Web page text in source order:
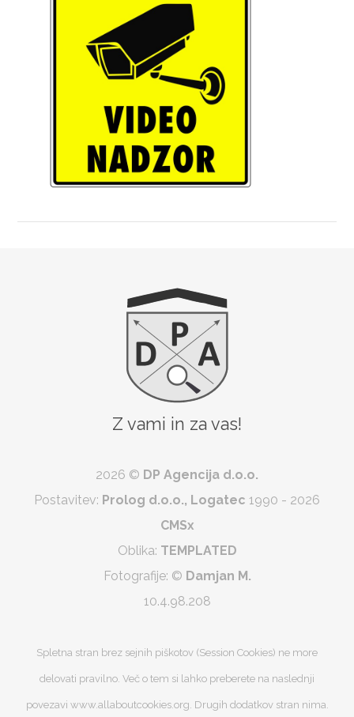
Z vami in za vas!
2026 © DP Agencija d.o.o.
Postavitev: Prolog d.o.o., Logatec 1990 - 2026
CMSx
Oblika: TEMPLATED
Fotografije: © Damjan M.
10.4.98.208
Spletna stran brez sejnih piškotov (Session Cookies) ne more
delovati pravilno. Več o tem si lahko preberete na naslednji
povezavi www.allaboutcookies.org. Drugih dodatkov stran nima.